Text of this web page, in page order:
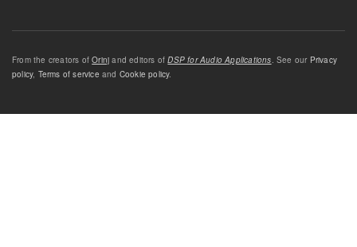
From the creators ofOrinj and editors ofDSP for Audio Applications . See our Privacy
policy, Terms of service and Cookie policy.